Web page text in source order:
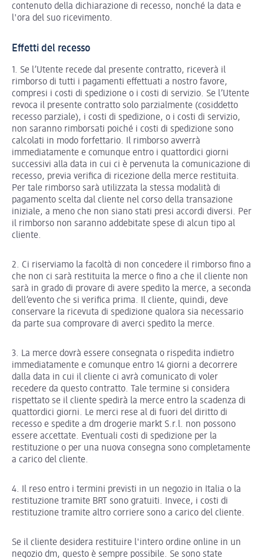
contenuto della dichiarazione di recesso, nonché la data e
l'ora del suo ricevimento.
Effetti del recesso
1. Se l’Utente recede dal presente contratto, riceverà il
rimborso di tutti i pagamenti effettuati a nostro favore,
compresi i costi di spedizione o i costi di servizio. Se l’Utente
revoca il presente contratto solo parzialmente (cosiddetto
recesso parziale), i costi di spedizione, o i costi di servizio,
non saranno rimborsati poiché i costi di spedizione sono
calcolati in modo forfettario. Il rimborso avverrà
immediatamente e comunque entro i quattordici giorni
successivi alla data in cui ci è pervenuta la comunicazione di
recesso, previa verifica di ricezione della merce restituita.
Per tale rimborso sarà utilizzata la stessa modalità di
pagamento scelta dal cliente nel corso della transazione
iniziale, a meno che non siano stati presi accordi diversi. Per
il rimborso non saranno addebitate spese di alcun tipo al
cliente.
2. Ci riserviamo la facoltà di non concedere il rimborso fino a
che non ci sarà restituita la merce o fino a che il cliente non
sarà in grado di provare di avere spedito la merce, a seconda
dell’evento che si verifica prima. Il cliente, quindi, deve
conservare la ricevuta di spedizione qualora sia necessario
da parte sua comprovare di averci spedito la merce.
3. La merce dovrà essere consegnata o rispedita indietro
immediatamente e comunque entro 14 giorni a decorrere
dalla data in cui il cliente ci avrà comunicato di voler
recedere da questo contratto. Tale termine si considera
rispettato se il cliente spedirà la merce entro la scadenza di
quattordici giorni. Le merci rese al di fuori del diritto di
recesso e spedite a dm drogerie markt S.r.l. non possono
essere accettate. Eventuali costi di spedizione per la
restituzione o per una nuova consegna sono completamente
a carico del cliente.
4. Il reso entro i termini previsti in un negozio in Italia o la
restituzione tramite BRT sono gratuiti. Invece, i costi di
restituzione tramite altro corriere sono a carico del cliente.
Se il cliente desidera restituire l'intero ordine online in un
negozio dm, questo è sempre possibile. Se sono state